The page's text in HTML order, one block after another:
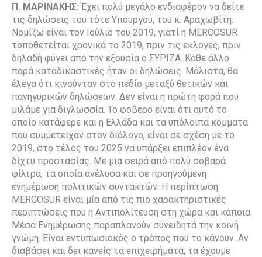
Π. ΜΑΡΙΝΑΚΗΣ:Έχει πολύ μεγάλο ενδιαφέρον να δείτε
τις δηλώσεις του τότε Υπουργού, του κ. Αραχωβίτη.
Νομίζω είναι τον Ιούλιο του 2019, γιατί η MERCOSUR
τοποθετείται χρονικά το 2019, πριν τις εκλογές, πριν
δηλαδή φύγει από την εξουσία ο ΣΥΡΙΖΑ. Κάθε άλλο
παρά καταδικαστικές ήταν οι δηλώσεις. Μάλιστα, θα
έλεγα ότι κινούνταν στο πεδίο μεταξύ θετικών και
πανηγυρικών δηλώσεων. Δεν είναι η πρώτη φορά που
μιλάμε για διγλωσσία. Το φοβερό είναι ότι αυτό το
οποίο κατάφερε και η Ελλάδα και τα υπόλοιπα κόμματα
που συμμετείχαν στον διάλογο, είναι σε σχέση με το
2019, στο τέλος του 2025 να υπάρξει επιπλέον ένα
δίχτυ προστασίας. Με μια σειρά από πολύ σοβαρά
φίλτρα, τα οποία ανέλυσα και σε προηγούμενη
ενημέρωση πολιτικών συντακτών. Η περίπτωση
MERCOSUR είναι μία από τις πιο χαρακτηριστικές
περιπτώσεις που η Αντιπολίτευση στη χώρα και κάποια
Μέσα Ενημέρωσης παραπλανούν συνειδητά την κοινή
γνώμη. Είναι εντυπωσιακός ο τρόπος που το κάνουν. Αν
διαβάσει και δει κανείς τα επιχειρήματα, τα έχουμε